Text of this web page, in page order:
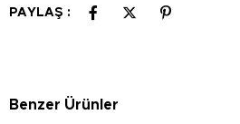
PAYLAŞ :
Benzer Ürünler